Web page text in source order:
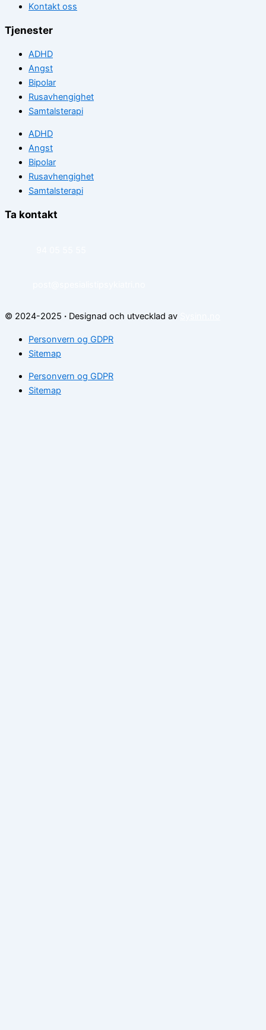
Kontakt oss
Tjenester
ADHD
Angst
Bipolar
Rusavhengighet
Samtalsterapi
ADHD
Angst
Bipolar
Rusavhengighet
Samtalsterapi
Ta kontakt
© 2024-2025 · Designad och utvecklad av
Personvern og GDPR
Sitemap
Personvern og GDPR
Sitemap